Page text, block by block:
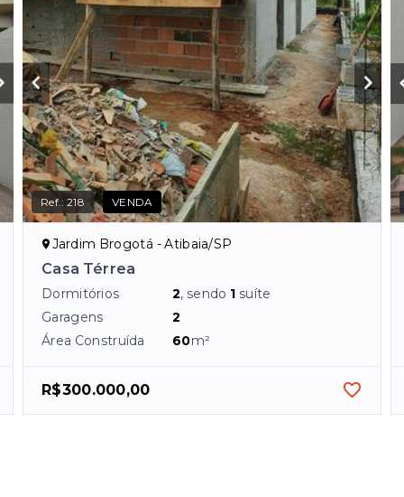
Ref.:218 VENDA
Jardim Brogotá - Atibaia/SP
Casa Térrea
Dormitórios 2, sendo 1 suíte
Garagens
2
Área Construída
60m²
R$300.000,00